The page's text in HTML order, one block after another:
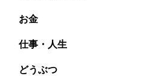
お金
仕事・人生
どうぶつ